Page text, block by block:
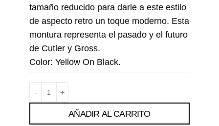
tamaño reducido para darle a este estilo
de aspecto retro un toque moderno. Esta
montura representa el pasado y el futuro
de Cutler y Gross.
Color: Yellow On Black.
AÑADIR AL CARRITO